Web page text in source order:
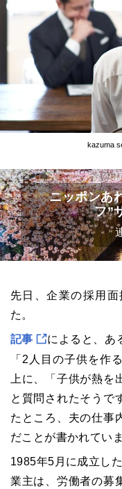
kazuma
ニッポンあ
フ”
先日、企業の採用
た。
記事
によると、あ
「 2 人目の子供を作
上に、「子供が熱を
と質問されたそうで
たところ、夫の仕事
だことが書かれていま
1985年5 月に成立し
業主は、労働者の募